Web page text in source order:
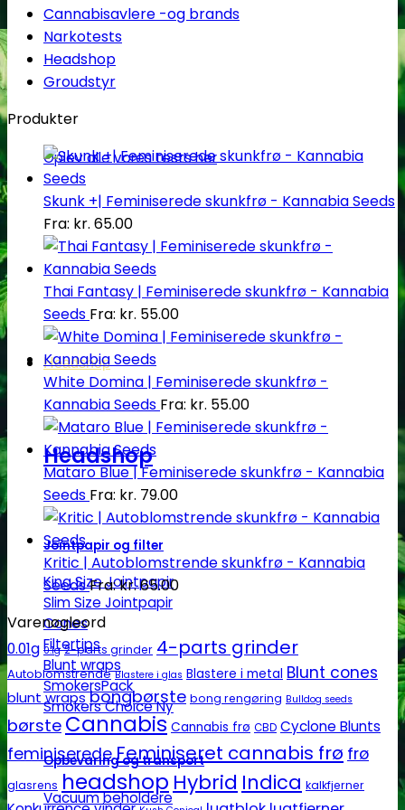
Oplev alle vores tests her
Headshop
Headshop
Jointpapir og filter
King Size Jointpapir
Slim Size Jointpapir
Cones
Filtertips
Blunt wraps
SmokersPack
Smokers Choice
Opbevaring og transport
Vacuum beholdere
Cannabisavlere -og brands
Narkotests
Headshop
Groudstyr
Produkter
Skunk +| Feminiserede skunkfrø - Kannabia Seeds
Fra: kr. 65.00
Thai Fantasy | Feminiserede skunkfrø - Kannabia
Seeds Fra: kr. 55.00
White Domina | Feminiserede skunkfrø -
Kannabia Seeds Fra: kr. 55.00
Mataro Blue | Feminiserede skunkfrø - Kannabia
Seeds Fra: kr. 79.00
Kritic | Autoblomstrende skunkfrø - Kannabia
SeedsFra:kr.65.00
Varenøgleord
0.01g 0.1g 2-parts grinder 4-parts grinder
Autoblomstrende Blastere i glas Blastere i metal Blunt cones
blunt wrapsbongbørste bong rengøring Bulldog seeds
børste Cannabis Cannabis frø CBD Cyclone Blunts
feminiseredeFeminiseret cannabis frø frø
glasrens headshop Hybrid Indica kalkfjerner